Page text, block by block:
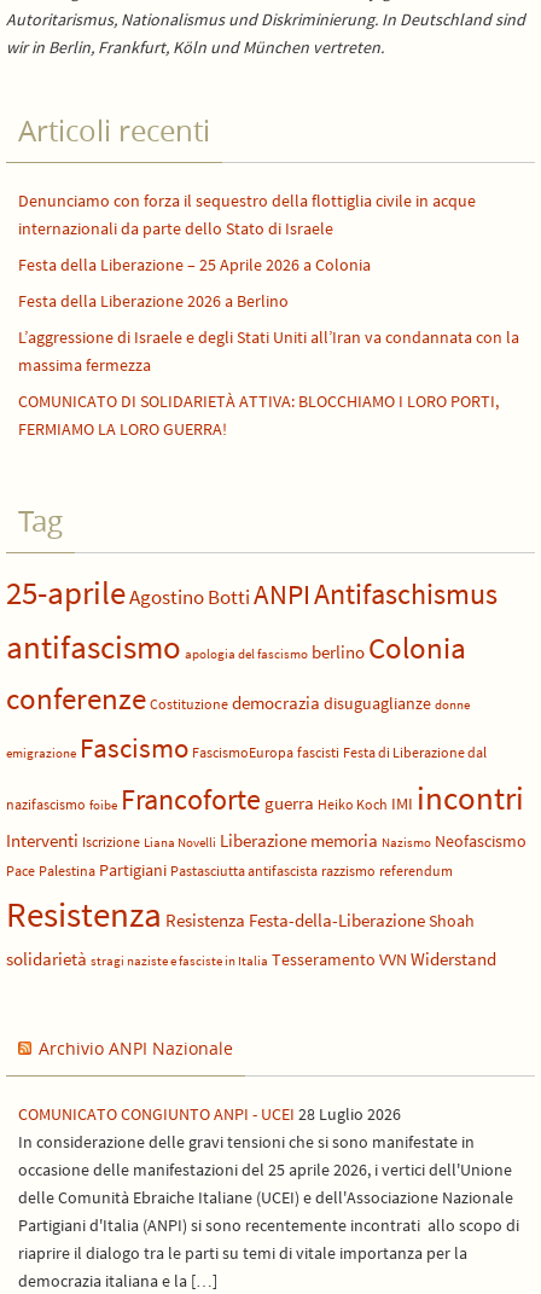
Autoritarismus, Nationalismus und Diskriminierung. In Deutschland sind
wir in Berlin, Frankfurt, Köln und München vertreten.
Articoli recenti
Denunciamo con forza il sequestro della flottiglia civile in acque
internazionali da parte dello Stato di Israele
Festa della Liberazione – 25 Aprile 2026 a Colonia
Festa della Liberazione 2026 a Berlino
L’aggressione di Israele e degli Stati Uniti all’Iran va condannata con la
massima fermezza
COMUNICATO DI SOLIDARIETÀ ATTIVA: BLOCCHIAMO I LORO PORTI,
FERMIAMO LA LORO GUERRA!
Tag
25-aprileAgostino BottiANPIAntifaschismus
antifascismo apologia del fascismo berlino Colonia
conferenze Costituzione democrazia disuguaglianze donne
emigrazione Fascismo FascismoEuropa fascisti Festa di Liberazione dal
nazifascismo foibe Francoforte guerra Heiko Koch IMI incontri
Interventi Iscrizione Liana Novelli Liberazione memoria Nazismo Neofascismo
Pace Palestina Partigiani Pastasciutta antifascista razzismo referendum
Resistenza Resistenza Festa-della-LiberazioneShoah
solidarietà stragi naziste e fasciste in Italia Tesseramento VVN Widerstand
Archivio ANPI Nazionale
COMUNICATO CONGIUNTO ANPI - UCEI 28 Luglio 2026
In considerazione delle gravi tensioni che si sono manifestate in
occasione delle manifestazioni del 25 aprile 2026, i vertici dell'Unione
delle Comunità Ebraiche Italiane (UCEI) e dell'Associazione Nazionale
Partigiani d'Italia (ANPI) si sono recentemente incontrati allo scopo di
riaprire il dialogo tra le parti su temi di vitale importanza per la
democrazia italiana e la […]